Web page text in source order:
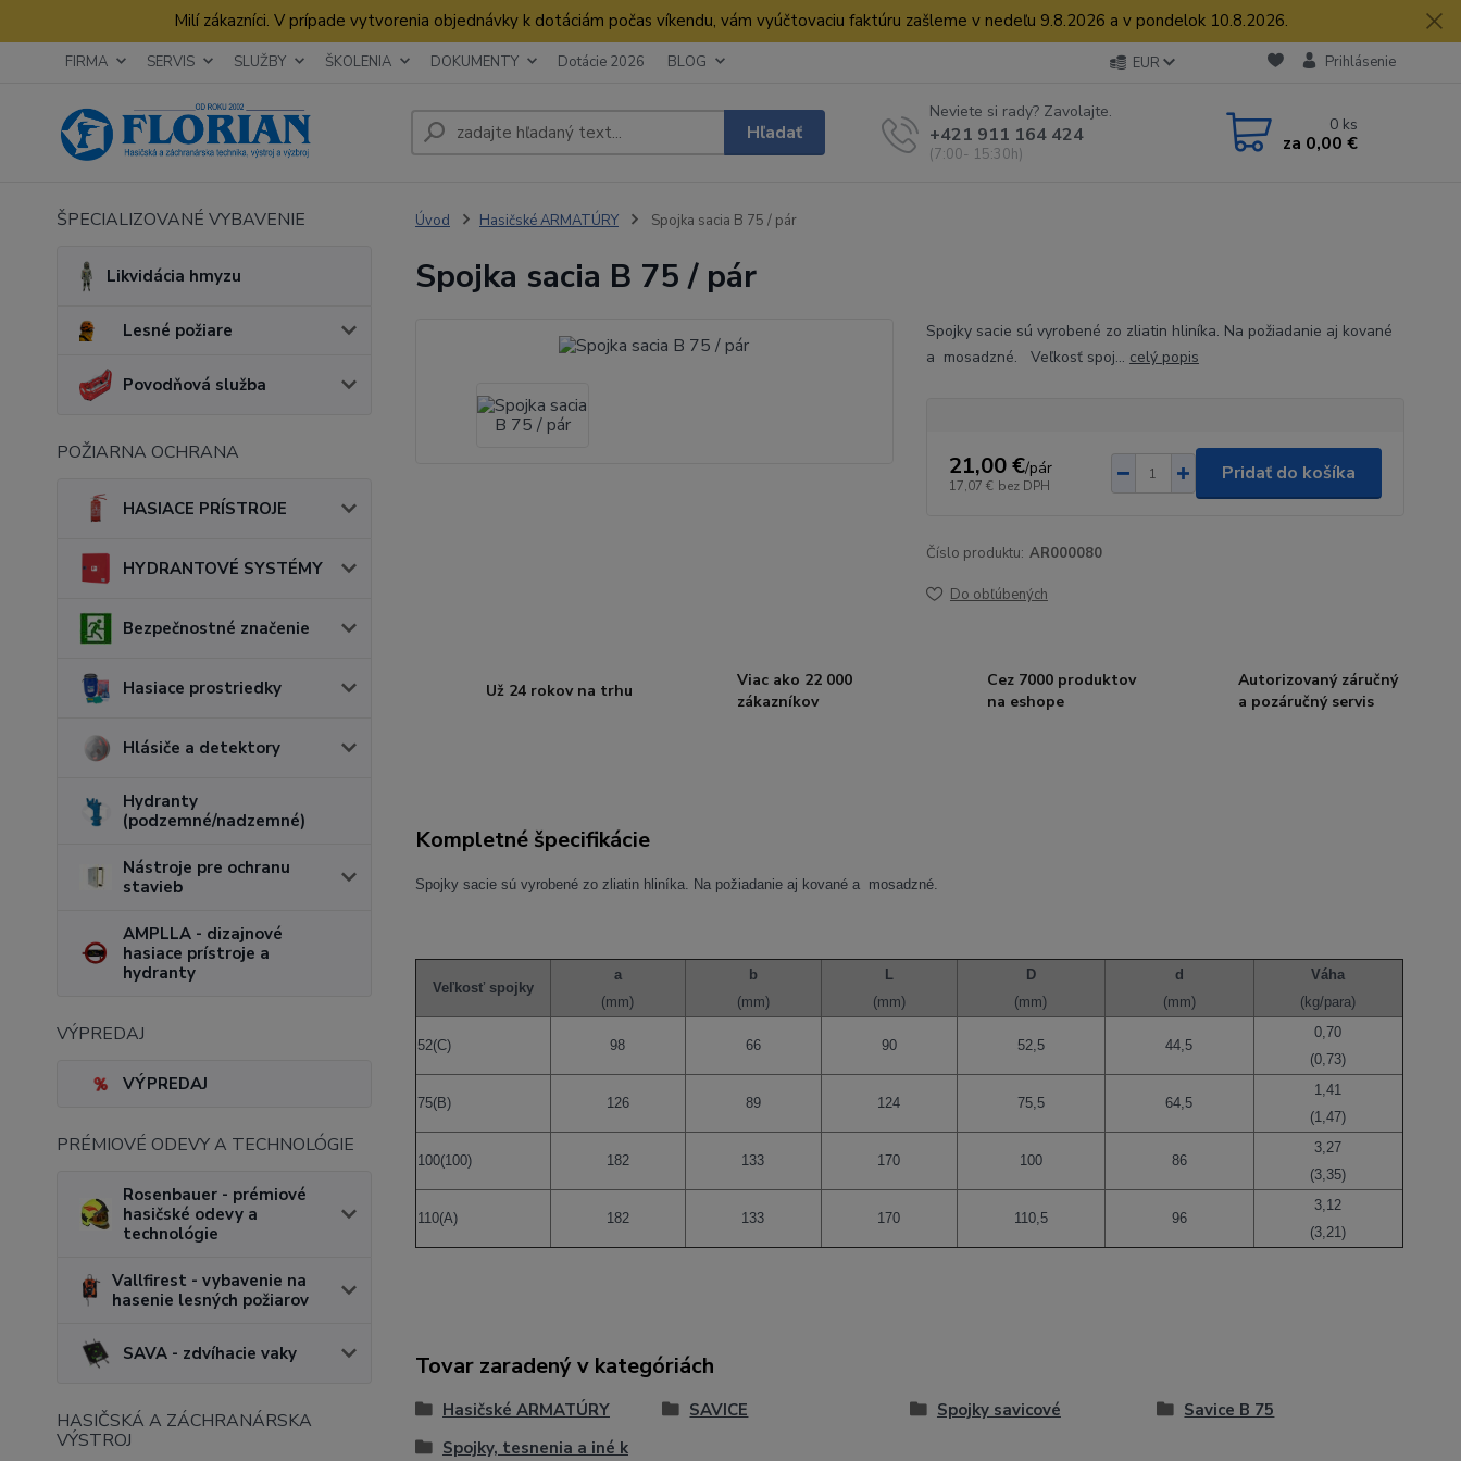
Milí zákazníci. V prípade vytvorenia objednávky k dotáciám počas víkendu, vám vyúčtovaciu faktúru zašleme v nedeľu 9.8.2026 a v pondelok 10.8.2026.
FIRMA SERVIS SLUŽBY ŠKOLENIA DOKUMENTY Dotácie 2026 BLOG EUR Prihlásenie
Hľadať
Neviete si rady? Zavolajte.
+421 911 164 424
(7:00- 15:30h)
0 ks
za 0,00 €
ŠPECIALIZOVANÉ VYBAVENIE
Likvidácia hmyzu
Lesné požiare
Povodňová služba
POŽIARNA OCHRANA
HASIACE PRÍSTROJE
HYDRANTOVÉ SYSTÉMY
Bezpečnostné značenie
Hasiace prostriedky
Hlásiče a detektory
Hydranty
(podzemné/nadzemné)
Nástroje pre ochranu
stavieb
AMPLLA - dizajnové
hasiace prístroje a
hydranty
VÝPREDAJ
VÝPREDAJ
PRÉMIOVÉ ODEVY A TECHNOLÓGIE
Rosenbauer - prémiové
hasičské odevy a
technológie
Vallfirest - vybavenie na
hasenie lesných požiarov
SAVA - zdvíhacie vaky
HASIČSKÁ A ZÁCHRANÁRSKA
VÝSTROJ
Úvod Hasičské ARMATÚRY Spojka sacia B 75 / pár
Spojka sacia B 75 / pár
Spojky sacie sú vyrobené zo zliatin hliníka. Na požiadanie aj kované
a mosadzné. Veľkosť spoj... celý popis
21,00 €/pár
17,07 € bez DPH
Pridať do košíka
Číslo produktu: AR000080
Do obľúbených
Už 24 rokov na trhu
Viac ako 22 000
zákazníkov
Cez 7000 produktov
na eshope
Autorizovaný záručný
a pozáručný servis
Kompletné špecifikácie
Spojky sacie sú vyrobené zo zliatin hliníka. Na požiadanie aj kované a mosadzné.
Veľkosť spojky
a
(mm)
b
(mm)
L
(mm)
D
(mm)
d
(mm)
Váha
(kg/para)
52(C) 98 66 90 52,5 44,5
0,70
(0,73)
75(B) 126 89 124 75,5 64,5
1,41
(1,47)
100(100) 182 133 170 100 86
3,27
(3,35)
110(A) 182 133 170 110,5 96
3,12
(3,21)
Tovar zaradený v kategóriách
Hasičské ARMATÚRY SAVICE Spojky savicové
Savice B 75
Spojky, tesnenia a iné k